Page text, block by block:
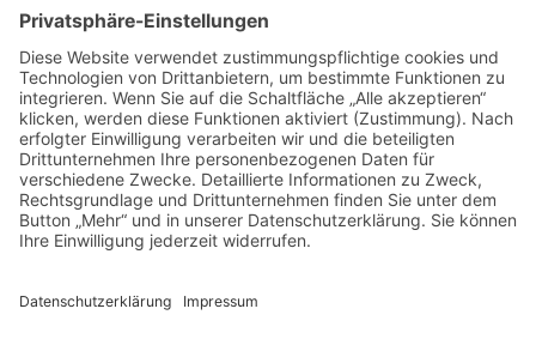
Spende direkt via PayPal
JETZT SPENDEN
paypal@heilbronner-tierschutz.de